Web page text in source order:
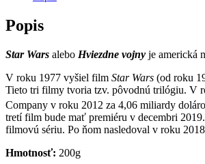
Popis
Star Wars alebo Hviezdne vojny je americká
V roku 1977 vyšiel film Star Wars (od roku
Tieto tri filmy tvoria tzv. pôvodnú trilógiu. V
Company v roku 2012 za 4,06 miliardy
tretí film bude mať premiéru v decembri
filmovú sériu. Po ňom nasledoval v roku
Hmotnosť: 200g